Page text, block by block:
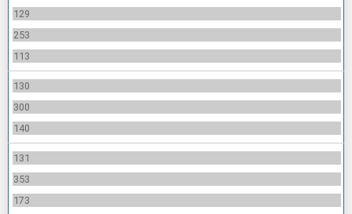
129
253
113
130
300
140
131
353
173